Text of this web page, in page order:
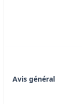
Avis général